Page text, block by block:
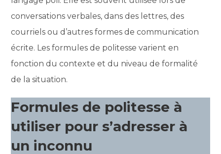
conversations verbales, dans des lettres, des
courriels ou d’autres formes de communication
écrite. Les formules de politesse varient en
fonction du contexte et du niveau de formalité
de la situation.
Formules de politesse à
utiliser pour s’adresser à
un inconnu